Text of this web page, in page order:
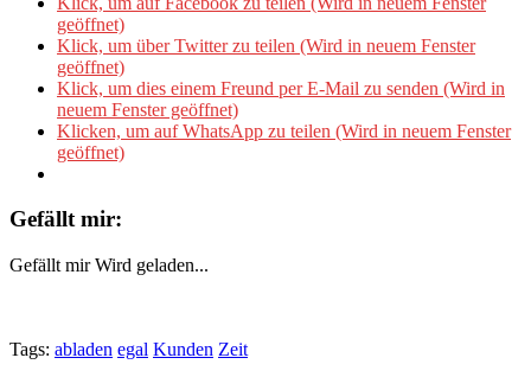
geöffnet)
Klick, um über Twitter zu teilen (Wird in neuem Fenster
geöffnet)
Klick, um dies einem Freund per E-Mail zu senden (Wird in
neuem Fenster geöffnet)
Klicken, um auf WhatsApp zu teilen (Wird in neuem Fenster
geöffnet)
Gefällt mir:
Gefällt mir Wird geladen...
Tags: abladen egal Kunden Zeit